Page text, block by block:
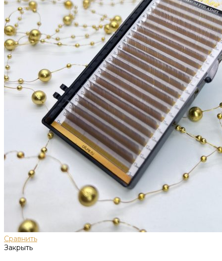
Сравнить
Закрыть